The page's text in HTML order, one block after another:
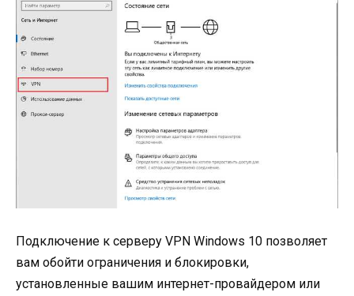
Подключение к серверу VPN Windows 10 позволяет
вам обойти ограничения и блокировки,
установленные вашим интернет-провайдером или